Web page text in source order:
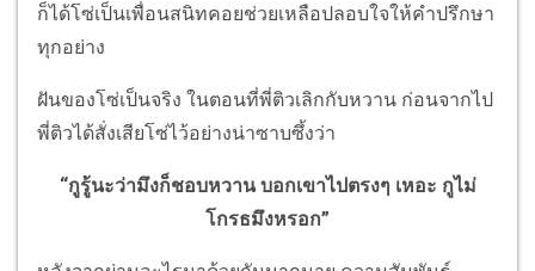
ก็ได้โซ่เป็นเพื่อนสนิทคอยช่วยเหลือปลอบใจให้คำปรึกษา
ทุกอย่าง
ฝันของโซ่เป็นจริง ในตอนที่พี่ติวเลิกกับหวาน ก่อนจากไป
พี่ติวได้สั่งเสียโซ่ไว้อย่างน่าซาบซึ้งว่า
“กูรู้นะว่ามึงก็ชอบหวาน บอกเขาไปตรงๆ เหอะ กูไม่
โกรธมึงหรอก”